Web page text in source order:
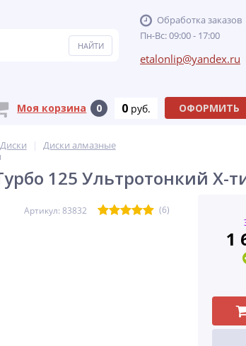
Обработка заказов
Пн-Вс: 09:00 - 17:00
etalonlip@yandex.ru
Моя корзина 0 0 руб. ОФОРМИТЬ
Диски
Диски алмазные
125 Ультротонкий Х-
Артикул: 83832 (6)
1